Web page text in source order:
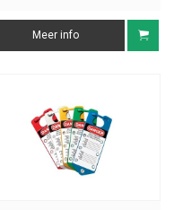
Meer info